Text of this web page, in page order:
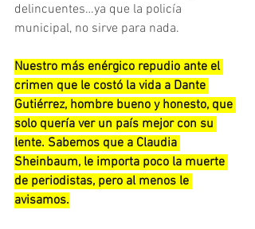
delincuentes…ya que la policía
municipal, no sirve para nada.
Nuestro más enérgico repudio ante el
crimen que le costó la vida a Dante
Gutiérrez, hombre bueno y honesto, que
solo quería ver un país mejor con su
lente. Sabemos que a Claudia
Sheinbaum, le importa poco la muerte
de periodistas, pero al menos le
avisamos.